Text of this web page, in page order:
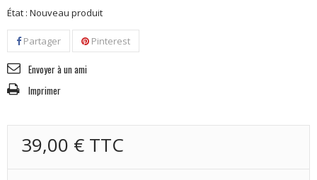
État : Nouveau produit
Partager Pinterest
Envoyer à un ami
Imprimer
39,00 € TTC